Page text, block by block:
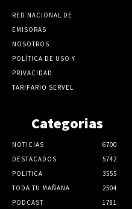
RED NACIONAL DE
EMISORAS
NOSOTROS
POLÍTICA DE USO Y
PRIVACIDAD
TARIFARIO SERVEL
Categorias
NOTICIAS
6700
DESTACADOS
5742
POLITICA
3555
TODA TU MAÑANA
2504
PODCAST
1781